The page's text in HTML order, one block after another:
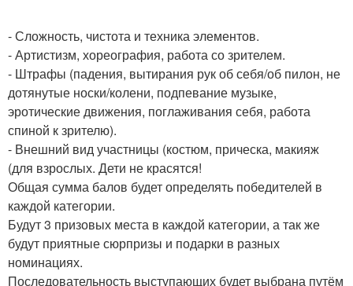
- Сложность, чистота и техника элементов.
- Артистизм, хореография, работа со зрителем.
- Штрафы (падения, вытирания рук об себя/об пилон, не
дотянутые носки/колени, подпевание музыке,
эротические движения, поглаживания себя, работа
спиной к зрителю).
- Внешний вид участницы (костюм, прическа, макияж
(для взрослых. Дети не красятся!
Общая сумма балов будет определять победителей в
каждой категории.
Будут 3 призовых места в каждой категории, а так же
будут приятные сюрпризы и подарки в разных
номинациях.
Последовательность выступающих будет выбрана путём